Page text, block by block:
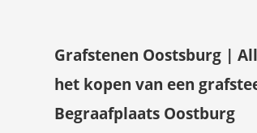
Grafstenen Oostsburg |
het kopen van een
Begraafplaats Oostburg